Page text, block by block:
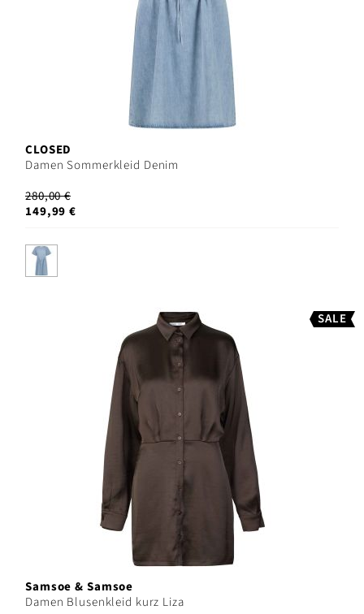
CLOSED
Damen Sommerkleid Denim
280,00 €
149,99 €
SALE
Samsoe & Samsoe
Damen Blusenkleid kurz Liza